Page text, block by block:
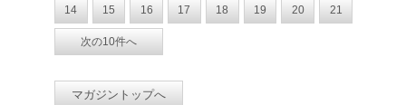
14 15 16 17 18 19 20 21
次の10件へ
マガジントップへ